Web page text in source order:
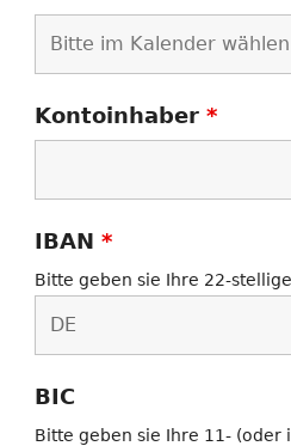
Kontoinhaber *
IBAN *
Bitte geben sie Ihre 22-
BIC
Bitte geben sie Ihre 11- (oder